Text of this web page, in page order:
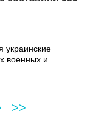
украинские
военных и
>>